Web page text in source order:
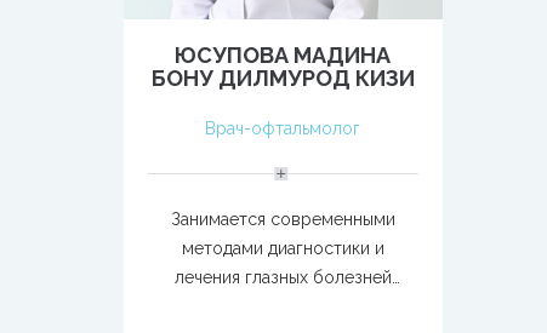
ЮСУПОВА МАДИНА
БОНУ ДИЛМУРОД КИЗИ
Врач-офтальмолог
Занимается современными
методами диагностики и
лечения глазных болезней